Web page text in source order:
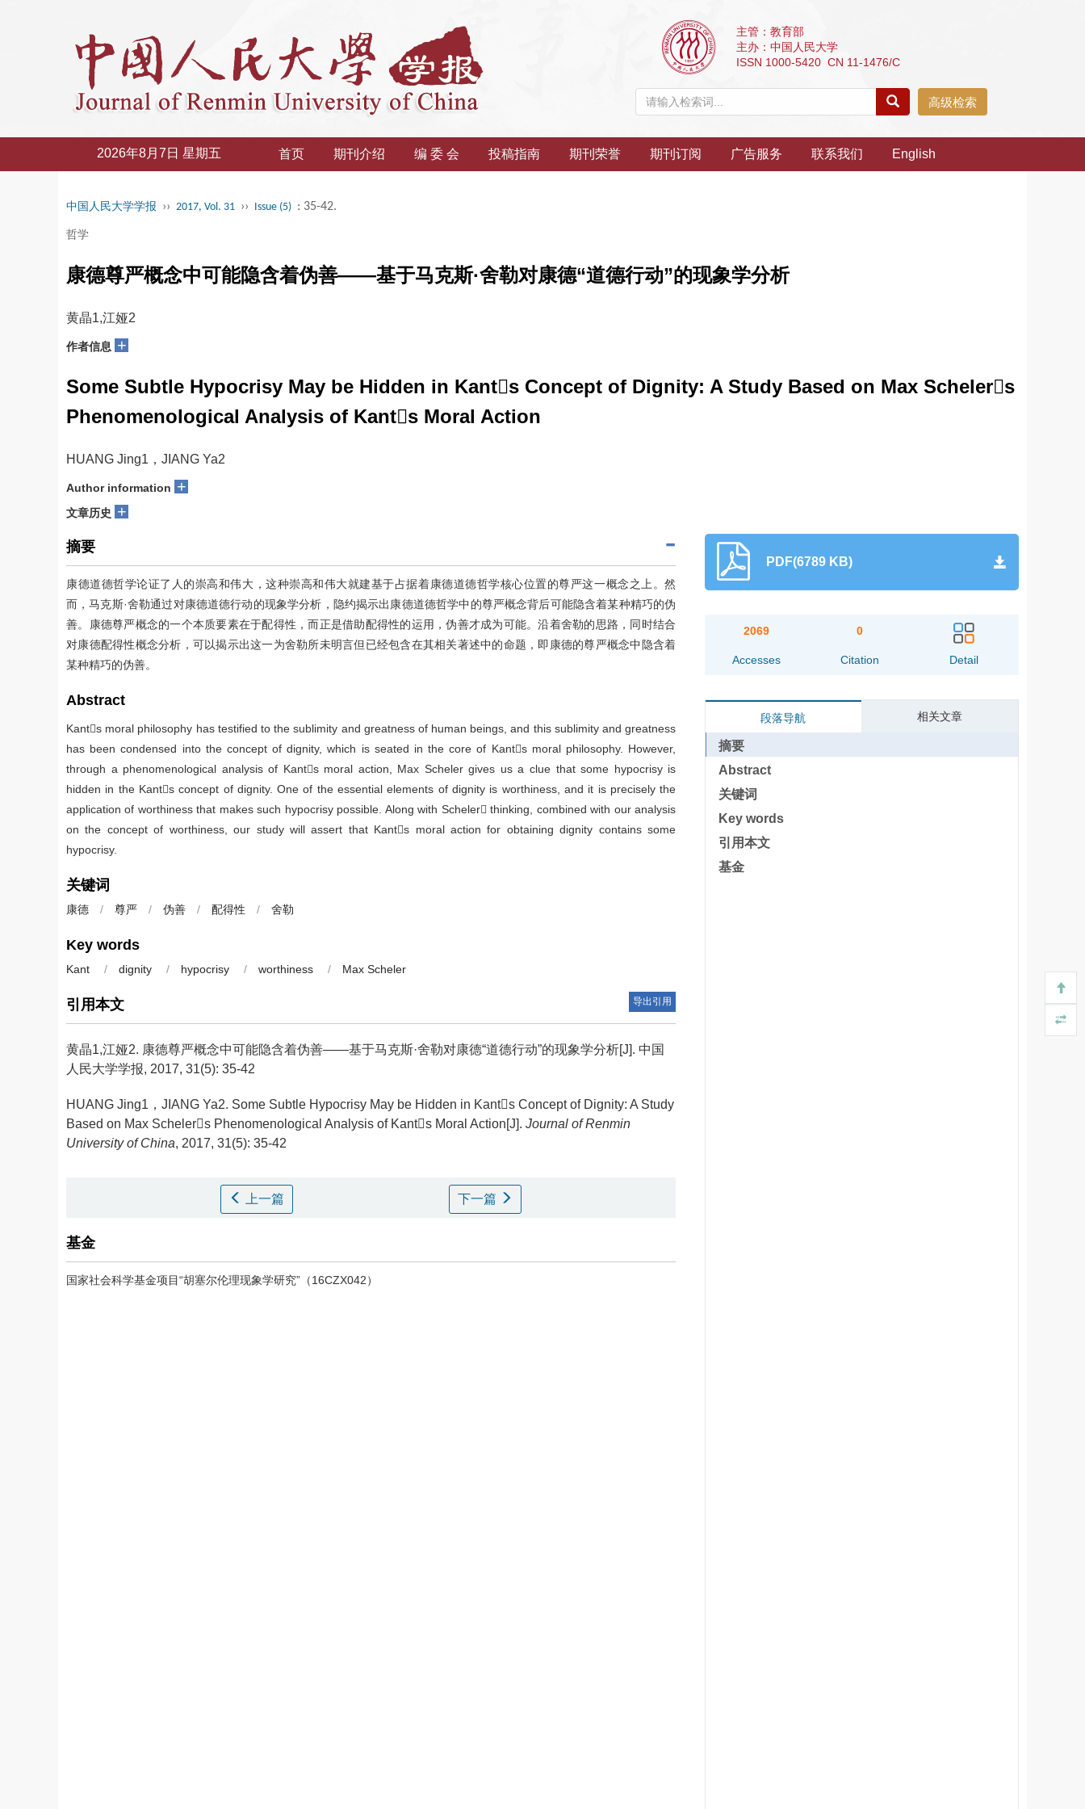
主管：教育部
主办：中国人民大学
ISSN 1000-5420 CN 11-1476/C
高级检索
2026年8月7日 星期五 首页 期刊介绍 编 委 会 投稿指南 期刊荣誉 期刊订阅 广告服务 联系我们 English
中国人民大学学报 ›› 2017, Vol. 31 ›› Issue (5) : 35-42.
哲学
康德尊严概念中可能隐含着伪善——基于马克斯·舍勒对康德“道德行动”的现象学分析
黄晶1,江娅2
作者信息 +
Some Subtle Hypocrisy May be Hidden in Kants Concept of Dignity: A Study Based on Max Schelers
Phenomenological Analysis of Kants Moral Action
HUANG Jing1，JIANG Ya2
Author information +
文章历史 +
摘要
康德道德哲学论证了人的崇高和伟大，这种崇高和伟大就建基于占据着康德道德哲学核心位置的尊严这一概念之上。然
而，马克斯·舍勒通过对康德道德行动的现象学分析，隐约揭示出康德道德哲学中的尊严概念背后可能隐含着某种精巧的伪
善。康德尊严概念的一个本质要素在于配得性，而正是借助配得性的运用，伪善才成为可能。沿着舍勒的思路，同时结合
对康德配得性概念分析，可以揭示出这一为舍勒所未明言但已经包含在其相关著述中的命题，即康德的尊严概念中隐含着
某种精巧的伪善。
Abstract
Kants moral philosophy has testified to the sublimity and greatness of human beings, and this sublimity and greatness
has been condensed into the concept of dignity, which is seated in the core of Kants moral philosophy. However,
through a phenomenological analysis of Kants moral action, Max Scheler gives us a clue that some hypocrisy is
hidden in the Kants concept of dignity. One of the essential elements of dignity is worthiness, and it is precisely the
application of worthiness that makes such hypocrisy possible. Along with Scheler thinking, combined with our analysis
on the concept of worthiness, our study will assert that Kants moral action for obtaining dignity contains some
hypocrisy.
关键词
康德 / 尊严 / 伪善 / 配得性 / 舍勒
Key words
Kant / dignity / hypocrisy / worthiness / Max Scheler
引用本文 导出引用
黄晶1,江娅2. 康德尊严概念中可能隐含着伪善——基于马克斯·舍勒对康德“道德行动”的现象学分析[J]. 中国
人民大学学报, 2017, 31(5): 35-42
HUANG Jing1，JIANG Ya2. Some Subtle Hypocrisy May be Hidden in Kants Concept of Dignity: A Study
Based on Max Schelers Phenomenological Analysis of Kants Moral Action[J]. Journal of Renmin
University of China, 2017, 31(5): 35-42
上一篇 下一篇
基金
国家社会科学基金项目“胡塞尔伦理现象学研究”（16CZX042）
PDF(6789 KB)
2069
Accesses
0
Citation Detail
段落导航 相关文章
摘要
Abstract
关键词
Key words
引用本文
基金